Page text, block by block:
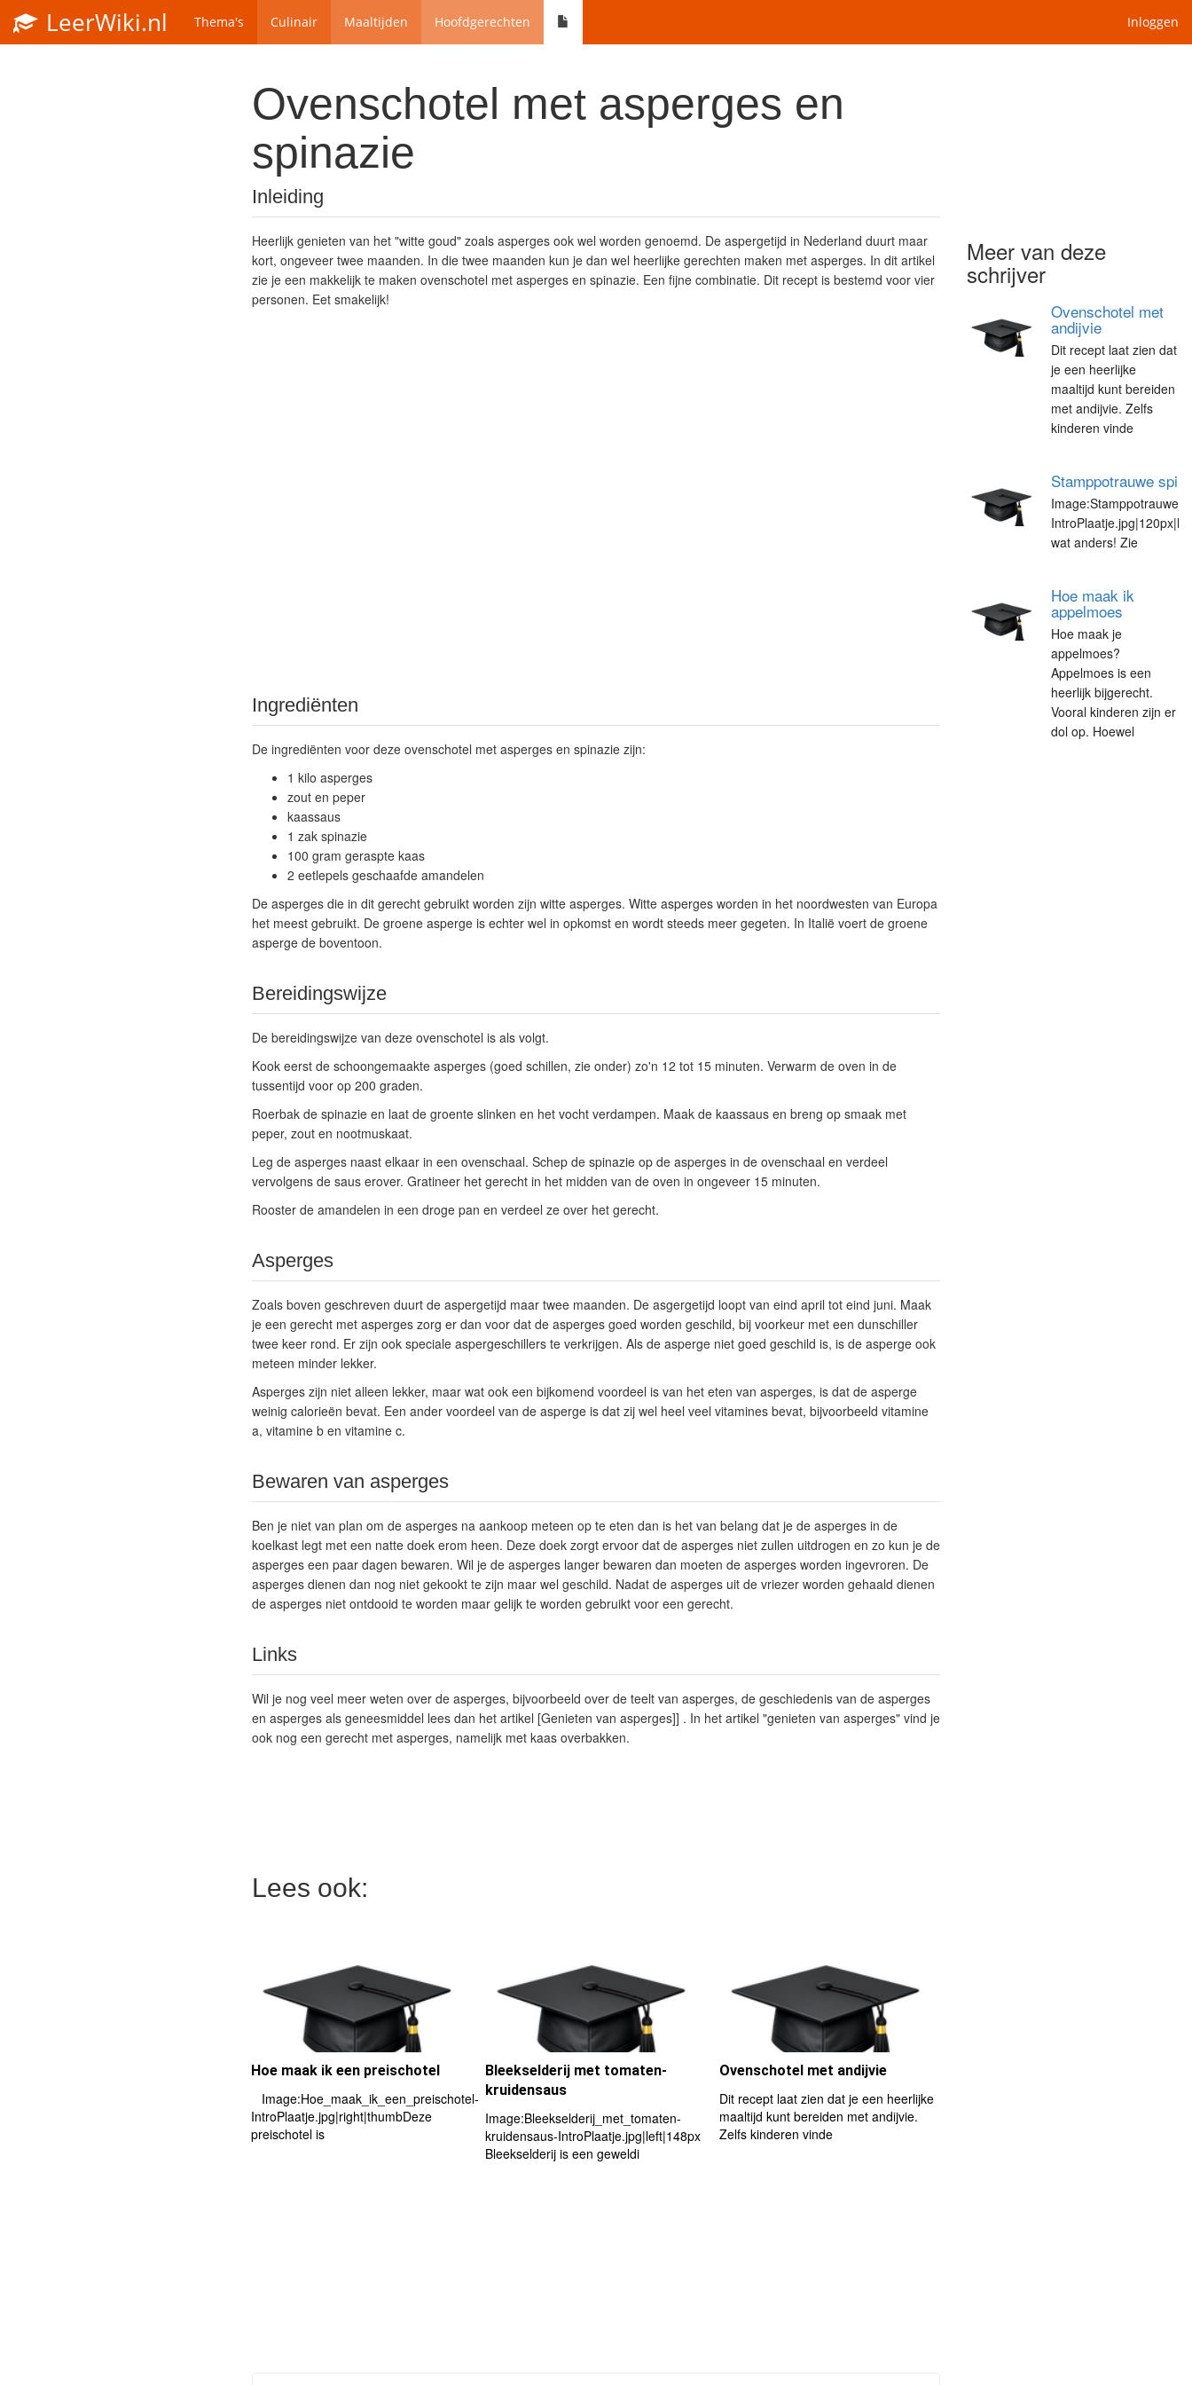
LeerWiki.nl Thema's Culinair Maaltijden Hoofdgerechten Inloggen
Ovenschotel met asperges en
spinazie
Inleiding
Heerlijk genieten van het "witte goud" zoals asperges ook wel worden genoemd. De aspergetijd in Nederland duurt maar
kort, ongeveer twee maanden. In die twee maanden kun je dan wel heerlijke gerechten maken met asperges. In dit artikel
zie je een makkelijk te maken ovenschotel met asperges en spinazie. Een fijne combinatie. Dit recept is bestemd voor vier
personen. Eet smakelijk!
Ingrediënten
De ingrediënten voor deze ovenschotel met asperges en spinazie zijn:
1 kilo asperges
zout en peper
kaassaus
1 zak spinazie
100 gram geraspte kaas
2 eetlepels geschaafde amandelen
De asperges die in dit gerecht gebruikt worden zijn witte asperges. Witte asperges worden in het noordwesten van Europa
het meest gebruikt. De groene asperge is echter wel in opkomst en wordt steeds meer gegeten. In Italië voert de groene
asperge de boventoon.
Bereidingswijze
De bereidingswijze van deze ovenschotel is als volgt.
Kook eerst de schoongemaakte asperges (goed schillen, zie onder) zo'n 12 tot 15 minuten. Verwarm de oven in de
tussentijd voor op 200 graden.
Roerbak de spinazie en laat de groente slinken en het vocht verdampen. Maak de kaassaus en breng op smaak met
peper, zout en nootmuskaat.
Leg de asperges naast elkaar in een ovenschaal. Schep de spinazie op de asperges in de ovenschaal en verdeel
vervolgens de saus erover. Gratineer het gerecht in het midden van de oven in ongeveer 15 minuten.
Rooster de amandelen in een droge pan en verdeel ze over het gerecht.
Asperges
Zoals boven geschreven duurt de aspergetijd maar twee maanden. De asgergetijd loopt van eind april tot eind juni. Maak
je een gerecht met asperges zorg er dan voor dat de asperges goed worden geschild, bij voorkeur met een dunschiller
twee keer rond. Er zijn ook speciale aspergeschillers te verkrijgen. Als de asperge niet goed geschild is, is de asperge ook
meteen minder lekker.
Asperges zijn niet alleen lekker, maar wat ook een bijkomend voordeel is van het eten van asperges, is dat de asperge
weinig calorieën bevat. Een ander voordeel van de asperge is dat zij wel heel veel vitamines bevat, bijvoorbeeld vitamine
a, vitamine b en vitamine c.
Bewaren van asperges
Ben je niet van plan om de asperges na aankoop meteen op te eten dan is het van belang dat je de asperges in de
koelkast legt met een natte doek erom heen. Deze doek zorgt ervoor dat de asperges niet zullen uitdrogen en zo kun je de
asperges een paar dagen bewaren. Wil je de asperges langer bewaren dan moeten de asperges worden ingevroren. De
asperges dienen dan nog niet gekookt te zijn maar wel geschild. Nadat de asperges uit de vriezer worden gehaald dienen
de asperges niet ontdooid te worden maar gelijk te worden gebruikt voor een gerecht.
Links
Wil je nog veel meer weten over de asperges, bijvoorbeeld over de teelt van asperges, de geschiedenis van de asperges
en asperges als geneesmiddel lees dan het artikel [Genieten van asperges]] . In het artikel "genieten van asperges" vind je
ook nog een gerecht met asperges, namelijk met kaas overbakken.
Lees ook:
Hoe maak ik een preischotel
Image:Hoe_maak_ik_een_preischotel-
IntroPlaatje.jpg|right|thumbDeze
preischotel is
Bleekselderij met tomaten-
kruidensaus
Image:Bleekselderij_met_tomaten-
kruidensaus-IntroPlaatje.jpg|left|148px
Bleekselderij is een geweldi
Ovenschotel met andijvie
Dit recept laat zien dat je een heerlijke
maaltijd kunt bereiden met andijvie.
Zelfs kinderen vinde
Meer van deze
schrijver
Ovenschotel met
andijvie
Dit recept laat zien dat
je een heerlijke
maaltijd kunt bereiden
met andijvie. Zelfs
kinderen vinde
Stamppotrauwe
wat anders! Zie
Hoe maak ik
appelmoes
Hoe maak je
appelmoes?
Appelmoes is een
heerlijk bijgerecht.
Vooral kinderen zijn er
dol op. Hoewel